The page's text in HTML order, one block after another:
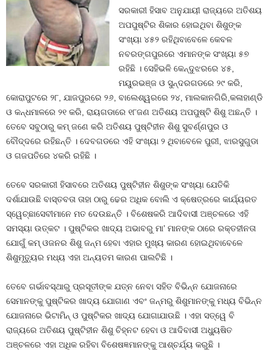
ସରକାରୀ ହିସାବ ଅନୁଯାୟୀ ରାଜ୍ୟରେ ଅତିଶୟ
ଅପପୁଷ୍ଟିର ଶିକାର ହୋଇଥିବା ଶିଶୁଙ୍କ
ସଂଖ୍ୟା ୪୫୨ ରହିଥିବାବେଳେ କେବଳ
ନବରଙ୍ଗପୁରରେ ଏମାନଙ୍କ ସଂଖ୍ୟା ୫୭
ରହିଛି । ସେହିଭଳି କେନ୍ଦୁଝରରେ ୪୫,
ମୟୁରଭଞ୍ଜ ଓ ସୁନ୍ଦରଗଡରେ ୨୯ କରି,
କୋରାପୁଟରେ ୨୮, ଯାଜପୁରରେ ୨୬, ବାଲେଶ୍ୱରରେ ୨୪, ମାଲକାନଗିରି,କଳାହାଣ୍ଡି
ଓ କନ୍ଧମାଳରେ ୨୧ କରି, ରାୟଗଡାରେ ୧୮ଜଣ ଅତିଶୟ ଅପପୁଷ୍ଟି ଶିଶୁ ଅଛନ୍ତି ।
ତେବେ ସବୁଠାରୁ କମ୍‍ ଜଣେ କରି ଅତିଶୟ ପୁଷ୍ଟିହୀନ ଶିଶୁ ସୁବର୍ଣ୍ଣପୁର ଓ
ବୌଦ୍ଦରେ ରହିଛନ୍ତି । ଦେବଗଡରେ ଏହି ସଂଖ୍ୟା ୨ ଥିବାବେଳେ ପୁରୀ, ଝାରସୁଗୁଡା
ଓ ଗଜପତିରେ ୪କରି ରହିଛି ।
ତେବେ ସରକାରୀ ହିସାବରେ ଅତିଶୟ ପୁଷ୍ଟିହୀନ ଶିଶୁଙ୍କ ସଂଖ୍ୟା ଯେତିକି
ଦର୍ଶାଯାଉଛି ବାସ୍ତବତା ତାହା ଠାରୁ ଢେର ଅଧିକ ବୋଲି ଏ କ୍ଷେତ୍ରରେ କାର୍ଯ୍ୟରତ
ସ୍ୱେଚ୍ଛାସେବୀମାନେ ମତ ଦେଉଛନ୍ତି । ବିଶେଷକରି ଆଦିବାସୀ ଅଞ୍ଚଳରେ ଏହି
ସମସ୍ୟା ଉତ୍କଟ । ପୁଷ୍ଟିକର ଖାଦ୍ୟ ଅଭାବରୁ ମା’ ମାନଙ୍କ ଠାରେ ରକ୍ତହୀନତା
ଯୋଗୁଁ କମ୍‍ ଓଜନର ଶିଶୁ ଜନ୍ମ ହେବା ଏହାର ମୁଖ୍ୟ କାରଣ ହୋଇଥିବାବେଳେ
ଶିଶୁମୃତ୍ୟୁର ମଧ୍ୟ ଏହା ଅନ୍ୟତମ କାରଣ ପାଲଟିଛି ।
ତେବେ ଗର୍ଭାବସ୍ଥାରୁ ପ୍ରସୂତୀଙ୍କ ଯତ୍ନ ନେବା ସହିତ ବିଭିନ୍ନ ଯୋଜନାରେ
ସେମାନଙ୍କୁ ପୁଷ୍ଟିକର ଖାଦ୍ୟ ଯୋଗାଣ ଏବଂ ଜନ୍ମରୁ ଶିଶୁମାନଙ୍କୁ ମଧ୍ୟ ବିଭିନ୍ନ
ଯୋଜନାରେ ଭିଟାମିନ୍‍ ଓ ପୁଷ୍ଟିକର ଖାଦ୍ୟ ଯୋଗାଯାଉଛି । ଏହା ସତ୍ୱେ ବି
ରାଜ୍ୟରେ ଅତିଶୟ ପୁଷ୍ଟିହୀନ ଶିଶୁ ଚିହ୍ନଟ ହେବା ଓ ଆଦିବାସୀ ଅଧ୍ୟୁଷିତ
ଅଞ୍ଚଳରେ ଏହା ଅଧିକ ରହିବା ବିଶେଷଜ୍ଞମାନଙ୍କୁ ଆଶ୍ଚର୍ଯ୍ୟ କରୁଛି ।